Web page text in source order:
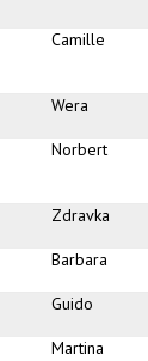
Camille
Wera
Norbert
Zdravka
Barbara
Guido
Martina